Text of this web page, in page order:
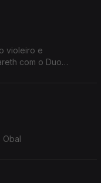
violeiro e
Obal